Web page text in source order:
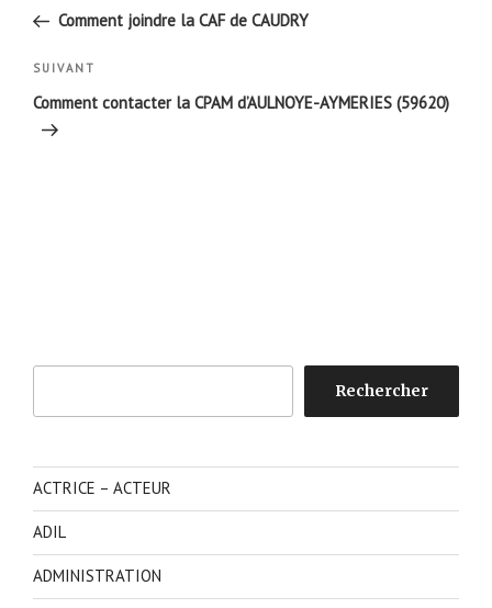
l’article
précédent
Comment joindre la CAF de CAUDRY
Article
suivant
SUIVANT
Comment contacter la CPAM d’AULNOYE-AYMERIES (59620)
Rechercher
ACTRICE – ACTEUR
ADIL
ADMINISTRATION